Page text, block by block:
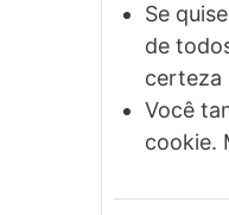
Se
de
certeza
Você
cookie.